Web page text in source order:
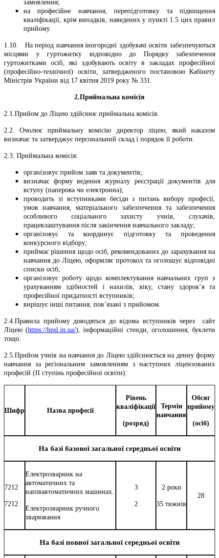
замовлення;
на професійне навчання, перепідготовку та підвищення
кваліфікації, крім випадків, наведених у пункті 1.5 цих правил
прийому.
1.10. На період навчання іногородні здобувачі освіти забезпечуються
місцями у гуртожитку відповідно до Порядку забезпечення
гуртожитками осіб, які здобувають освіту в закладах професійної
(професійно-технічної) освіти, затвердженого постановою Кабінету
Міністрів України від 17 квітня 2019 року № 331.
2.Приймальна комісія
2.1. Прийом до Ліцею здійснює приймальна комісія.
2.2. Очолює приймальну комісію директор ліцею, який наказом
визначає та затверджує персональний склад і порядок її роботи.
2.3. Приймальна комісія:
організовує прийом заяв та документів;
визначає форму ведення журналу реєстрації документів для
вступу (паперова чи електронна);
проводить зі вступниками бесіди з питань вибору професії,
умов навчання, матеріального забезпечення та забезпечення
особливого соціального захисту учнів, слухачів,
працевлаштування після закінчення навчального закладу;
організовує та координує підготовку та проведення
конкурсного відбору;
приймає рішення щодо осіб, рекомендованих до зарахування на
навчання до Ліцею, оформляє протокол та оголошує відповідні
списки осіб;
організовує роботу щодо комплектування навчальних груп з
урахуванням здібностей і нахилів, віку, стану здоров’я та
професійної придатності вступників;
вирішує інші питання, пов’язані з прийомом.
2.4.Правила прийому доводяться до відома вступників через сайт
Ліцею (https://hpsl.in.ua/), інформаційні стенди, оголошення, буклети
тощо.
2.5.Прийом учнів на навчання до Ліцею здійснюється на денну форму
навчання за регіональним замовленням з наступних ліцензованих
професій (ІІ ступінь професійної освіти):
Шифр Назва професії
Рівень
кваліфікації
(розряд)
Термін
навчання
Обсяг
прийому
(осіб)
На базі базової загальної середньої освіти
7212
7212
Електрозварник на
автоматичних та
напівавтоматичних машинах.
Електрозварник ручного
зварювання
3
2
2 роки
35 тижнів
28
На базі повної загальної середньої освіти